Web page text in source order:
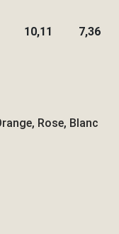
10,11 7,36
Rose, Blanc